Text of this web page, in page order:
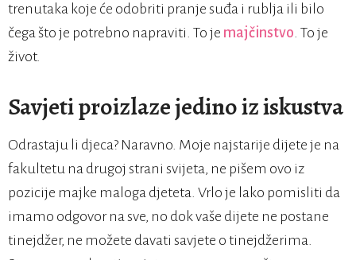
trenutaka koje će odobriti pranje suđa i rublja ili bilo
čega što je potrebno napraviti. To je majčinstvo. To je
život.
Savjeti proizlaze jedino iz iskustva
Odrastaju li djeca? Naravno. Moje najstarije dijete je na
fakultetu na drugoj strani svijeta, ne pišem ovo iz
pozicije majke maloga djeteta. Vrlo je lako pomisliti da
imamo odgovor na sve, no dok vaše dijete ne postane
tinejdžer, ne možete davati savjete o tinejdžerima.